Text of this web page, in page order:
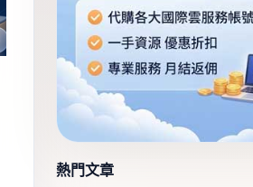
熱門文章